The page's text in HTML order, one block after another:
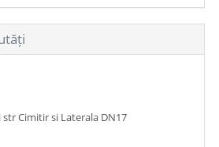
Cimitir si Laterala DN17